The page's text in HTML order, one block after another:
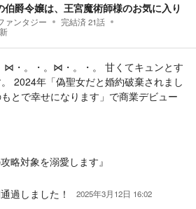
伯爵令嬢は、王宮魔術師様のお気に入り
ァンタジー 完結済21話
⋈・。・。⋈・。・。 甘くてキュンとす
2024年「偽聖女だと婚約破棄されまし
とで幸せになります」で商業デビュー
略対象を溺愛します』
過しました！ 2025年3月12日 16:02